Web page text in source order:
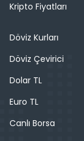
Kripto Fiyatları
Döviz Kurları
Döviz Çevirici
Dolar TL
Euro TL
Canlı Borsa